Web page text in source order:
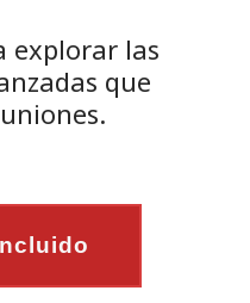
explorar las
que